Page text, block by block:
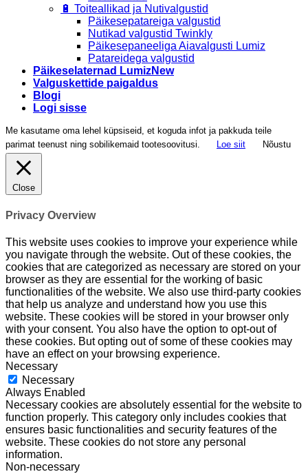
🔋 Toiteallikad ja Nutivalgustid
Päikesepatareiga valgustid
Nutikad valgustid Twinkly
Päikesepaneeliga Aiavalgusti Lumiz
Patareidega valgustid
Päikeselaternad Lumiz
Valguskettide paigaldus
Blogi
Logi sisse
Me kasutame oma lehel küpsiseid, et koguda infot ja pakkuda teile
parimat teenust ning sobilikemaid tootesoovitusi.
Loe siit Nõustu
Close
Privacy Overview
This website uses cookies to improve your experience while
you navigate through the website. Out of these cookies, the
cookies that are categorized as necessary are stored on your
browser as they are essential for the working of basic
functionalities of the website. We also use third-party cookies
that help us analyze and understand how you use this
website. These cookies will be stored in your browser only
with your consent. You also have the option to opt-out of
these cookies. But opting out of some of these cookies may
have an effect on your browsing experience.
Necessary
Necessary
Always Enabled
Necessary cookies are absolutely essential for the website to
function properly. This category only includes cookies that
ensures basic functionalities and security features of the
website. These cookies do not store any personal
information.
Non-necessary